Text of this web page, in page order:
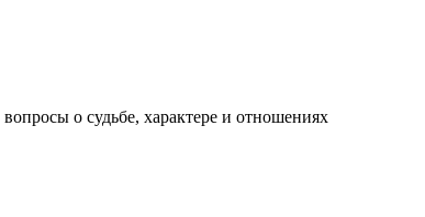
о судьбе, характере и отношениях